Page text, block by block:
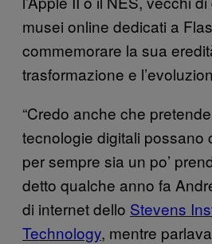
musei online dedicati a
commemorare la sua
trasformazione e
“Credo anche che
tecnologie digitali possano
per sempre sia un po’
detto qualche anno fa
di internet dello Stevens
Technology, mentre